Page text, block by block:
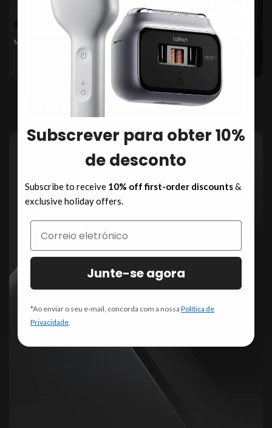
Malha mais larga
TRADICIONAL
O contacto limitado reduz a eficiência da
100 min
Carregamento rápido de 3
minutos,
8 Min Utilização
Repare na diferença
Subscrever para obter 10%
de desconto
Subscribe to receive 10% off first-order discounts&
exclusive holiday offers.
Junte-se agora
*Ao enviar o seu e-mail, concorda com a nossaPolítica de
Privacidade.